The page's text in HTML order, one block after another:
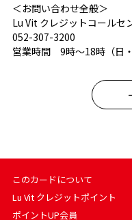
＜お問い合わせ全般＞
Lu Vit クレジットコールセ
052-307-3200
営業時間 9時～18時（日・
このカードについて
Lu Vit クレジットポイント
ポイントUP会員